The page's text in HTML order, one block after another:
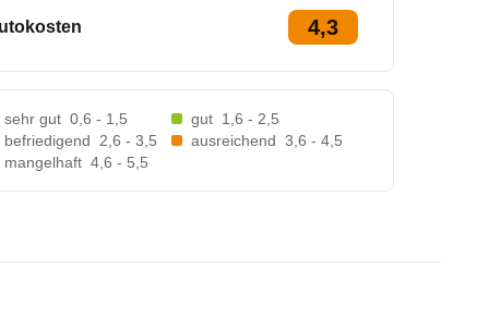
4,3
sehr gut 0,6 - 1,5 gut 1,6 - 2,5
befriedigend
2,6 - 3,5 ausreichend 3,6 - 4,5
mangelhaft 4,6 - 5,5